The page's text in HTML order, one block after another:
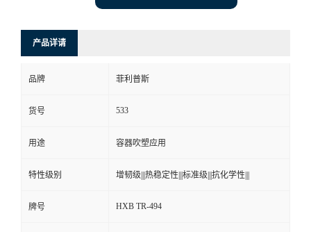
产品详请
品牌 菲利普斯
货号 533
用途 容器吹塑应用
特性级别 增韧级|||热稳定性|||标准级|||抗化学性|||
牌号 HXB TR-494